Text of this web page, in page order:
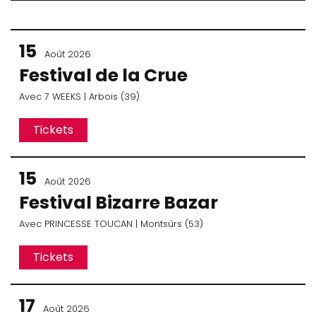
15 Août 2026
Festival de la Crue
Avec 7 WEEKS | Arbois (39)
Tickets
15 Août 2026
Festival Bizarre Bazar
Avec PRINCESSE TOUCAN | Montsûrs (53)
Tickets
17 Août 2026